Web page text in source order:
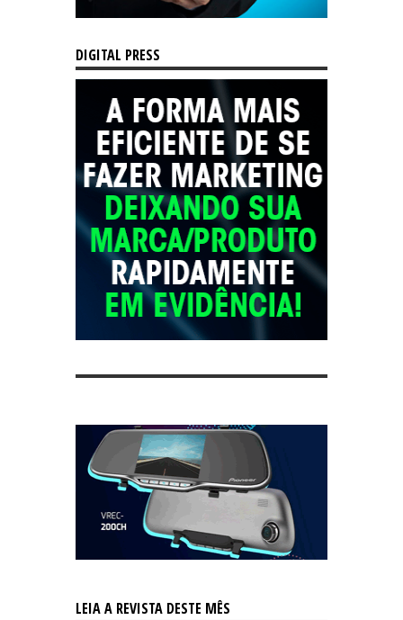
DIGITAL PRESS
LEIA A REVISTA DESTE MÊS